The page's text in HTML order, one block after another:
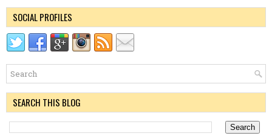
SOCIAL PROFILES
SEARCH THIS BLOG